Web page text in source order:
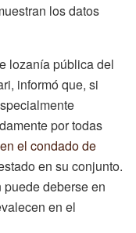
los datos
lozanía pública del
informó que, si
por todas
el condado de
en su conjunto.
deberse en
en el